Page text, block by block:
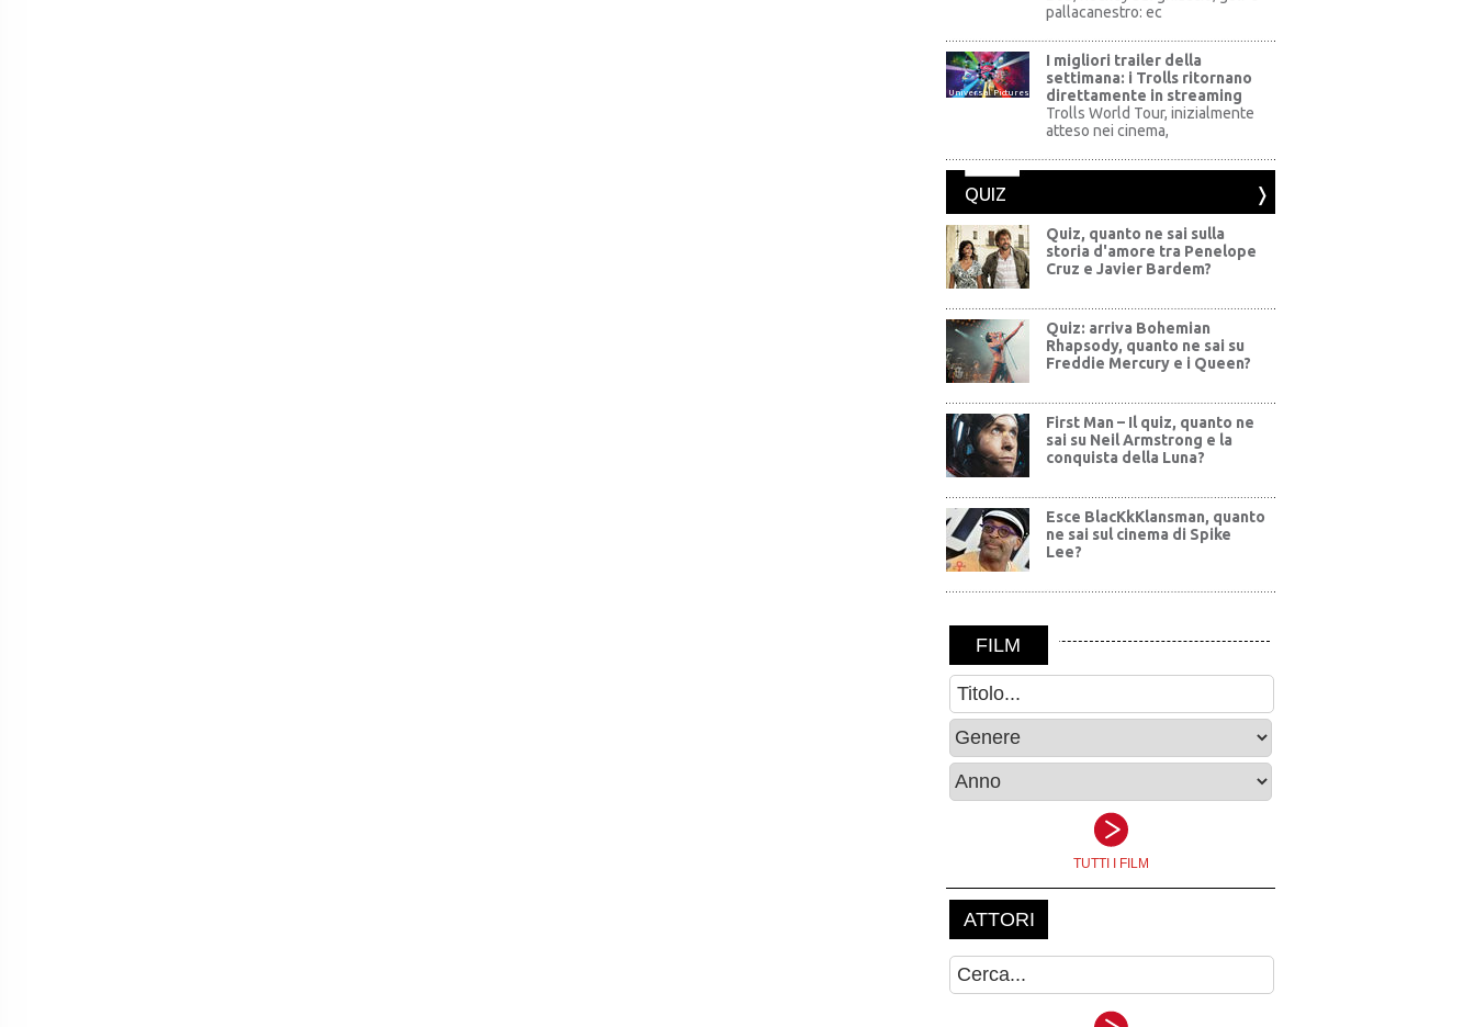
pallacanestro: ec
Universal Pictures
I migliori trailer della
settimana: i Trolls ritornano
direttamente in streaming
Trolls World Tour, inizialmente
atteso nei cinema,
QUIZ
Quiz, quanto ne sai sulla
storia d'amore tra Penelope
Cruz e Javier Bardem?
Quiz: arriva Bohemian
Rhapsody, quanto ne sai su
Freddie Mercury e i Queen?
First Man – Il quiz, quanto ne
sai su Neil Armstrong e la
conquista della Luna?
Esce BlacKkKlansman, quanto
ne sai sul cinema di Spike
Lee?